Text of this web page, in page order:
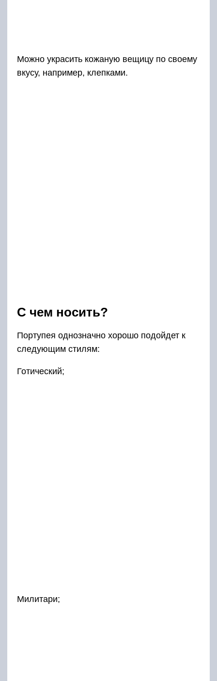
Можно украсить кожаную вещицу по своему
вкусу, например, клепками.
С чем носить?
Портупея однозначно хорошо подойдет к
следующим стилям:
Готический;
Милитари;